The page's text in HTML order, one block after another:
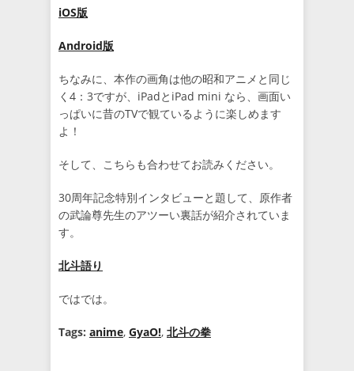
iOS版
Android版
ちなみに、本作の画角は他の昭和アニメと同じ
く4：3ですが、iPadとiPad mini なら、画面い
っぱいに昔のTVで観ているように楽しめます
よ！
そして、こちらも合わせてお読みください。
30周年記念特別インタビューと題して、原作者
の武論尊先生のアツーい裏話が紹介されていま
す。
北斗語り
ではでは。
Tags: anime, GyaO!, 北斗の拳